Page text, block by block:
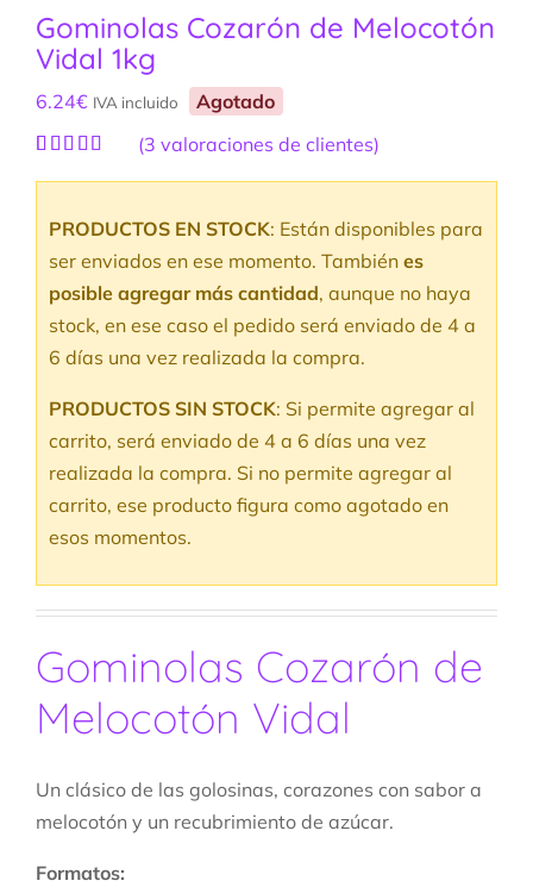
Gominolas Cozarón de Melocotón
Vidal 1kg
6.24€ IVA incluido Agotado
valoraciones
(3 valoraciones de clientes)
PRODUCTOS EN STOCK: Están disponibles para
ser enviados en ese momento. También es
posible agregar más cantidad, aunque no haya
stock, en ese caso el pedido será enviado de 4 a
6 días una vez realizada la compra.
PRODUCTOS SIN STOCK: Si permite agregar al
carrito, será enviado de 4 a 6 días una vez
realizada la compra. Si no permite agregar al
carrito, ese producto figura como agotado en
esos momentos.
Gominolas Cozarón de
Melocotón Vidal
Un clásico de las golosinas, corazones con sabor a
melocotón y un recubrimiento de azúcar.
Formatos: